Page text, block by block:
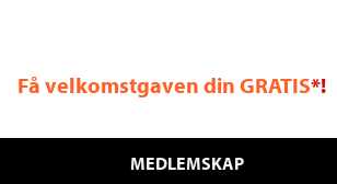
Få velkomstgaven din GRATIS*!
MEDLEMSKAP